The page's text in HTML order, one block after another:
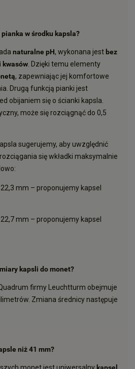
w środku kapsla?
naturalne pH, wykonana jest bez
kwasów . Dzięki temu elementy
, zapewniając jej komfortowe
Drugą funkcją pianki jest
obijaniem się o ścianki kapsla.
może się rozciągnąć do 0,5
sugerujemy, aby uwzględnić
się wkładki maksymalnie
mm – proponujemy kapsel
mm – proponujemy kapsel
kapsli do monet?
firmy Leuchtturm obejmuje
Zmiana średnicy następuje
niż 41 mm?